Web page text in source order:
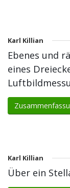
Karl Killian
Ebenes und
eines
Karl Killian
Über ein